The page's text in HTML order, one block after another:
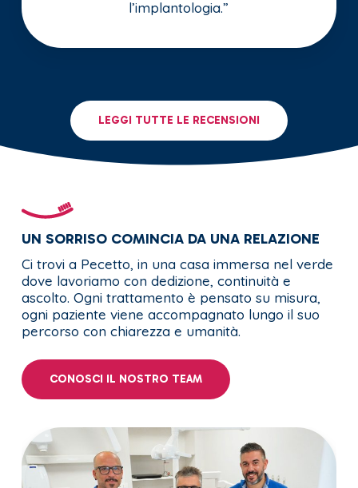
l’implantologia.”
LEGGI TUTTE LE RECENSIONI
UN SORRISO COMINCIA DA UNA RELAZIONE
Ci trovi a Pecetto, in una casa immersa nel verde
dove lavoriamo con dedizione, continuità e
ascolto. Ogni trattamento è pensato su misura,
ogni paziente viene accompagnato lungo il suo
percorso con chiarezza e umanità.
CONOSCI IL NOSTRO TEAM